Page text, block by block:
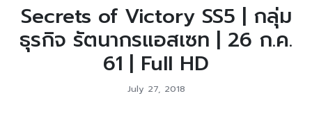
Secrets of Victory SS5 | กลุ่ม
ธุรกิจ รัตนากรแอสเซท | 26 ก.ค.
61 | Full HD
July 27, 2018